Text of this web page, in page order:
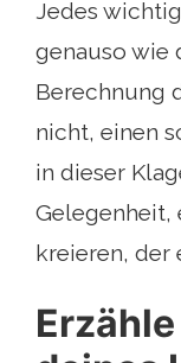
Jedes
genauso wie
Berechnung
nicht, einen
in dieser
Gelegenheit,
kreieren, der